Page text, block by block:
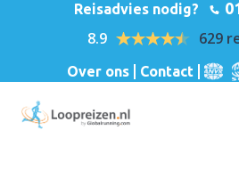
Reisadvies nodig?
8.9 629
Over ons Contact